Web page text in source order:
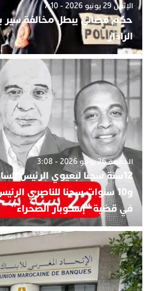
الإثنين 29 يونيو 2026 - 7:10
حكم قضائي يبطل مخالفة سير
الرادار
الجمعة 26 يونيو 2026 - 3:08
12سنة سجنا لبعيوي الرئيس
و10 سنوات سجنا للناصري
في قضية “إسكوبار الصحراء”